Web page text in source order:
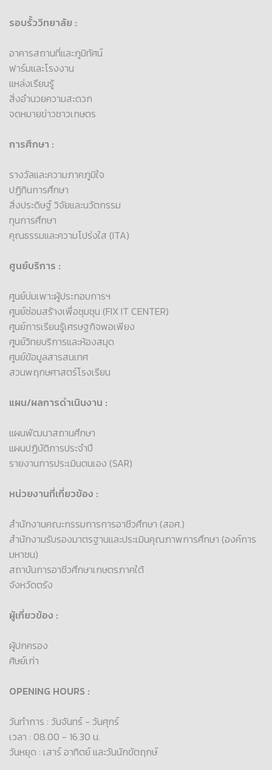
รอบรั้ววิทยาลัย :
อาคารสถานที่และภูมิทัศน์
ฟาร์มและโรงงาน
แหล่งเรียนรู้
สิ่งอำนวยความสะดวก
จดหมายข่าวชาวเกษตร
การศึกษา :
รางวัลและความภาคภูมิใจ
ปฏิทินการศึกษา
สิ่งประดิษฐ์ วิจัยและนวัตกรรม
ทุนการศึกษา
คุณธรรมและความโปร่งใส (ITA)
ศูนย์บริการ :
ศูนย์บ่มเพาะผู้ประกอบการฯ
ศูนย์ซ่อมสร้างเพื่อชุมชุน (FIX IT CENTER)
ศูนย์การเรียนรู้เศรษฐกิจพอเพียง
ศูนย์วิทยบริการและห้องสมุด
ศูนย์ข้อมูลสารสนเทศ
สวนพฤกษศาสตร์โรงเรียน
แผน/ผลการดำเนินงาน :
แผนพัฒนาสถานศึกษา
แผนปฏิบัติการประจำปี
รายงานการประเมินตนเอง (SAR)
หน่วยงานที่เกี่ยวข้อง :
สำนักงานคณะกรรมการการอาชีวศึกษา (สอศ.)
สำนักงานรับรองมาตรฐานและประเมินคุณภาพการศึกษา (องค์การ
มหาชน)
สถาบันการอาชีวศึกษาเกษตรภาคใต้
จังหวัดตรัง
ผู้เกี่ยวข้อง :
ผู้ปกครอง
ศิษย์เก่า
OPENING HOURS :
วันทำการ : วันจันทร์ - วันศุกร์
เวลา : 08.00 - 16.30 น.
วันหยุด : เสาร์ อาทิตย์ และวันนักขัตฤกษ์